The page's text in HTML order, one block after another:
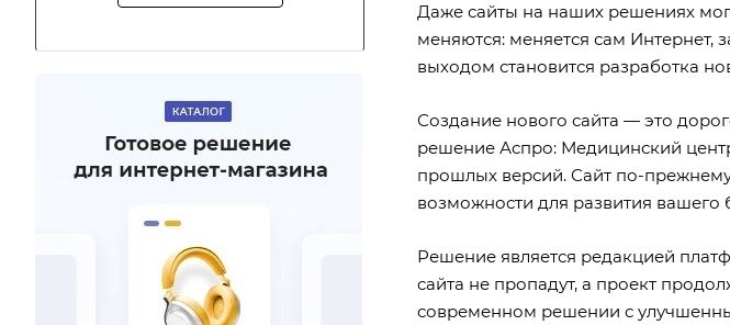
Даже сайты на наших решениях
меняются: меняется сам Интернет,
выходом становится разработка
Создание нового сайта — это
решение Аспро: Медицинский
прошлых версий. Сайт по-
возможности для развития вашего
Решение является редакцией
сайта не пропадут, а проект
современном решении с